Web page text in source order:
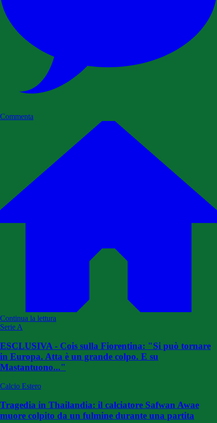
Commenta
Continua la lettura
Serie A
ESCLUSIVA - Cois sulla Fiorentina: "Si può tornare
in Europa. Atta è un grande colpo. E su
Mastantuono..."
Calcio Estero
Tragedia in Thailandia: il calciatore Safwan Awae
muore colpito da un fulmine durante una partita